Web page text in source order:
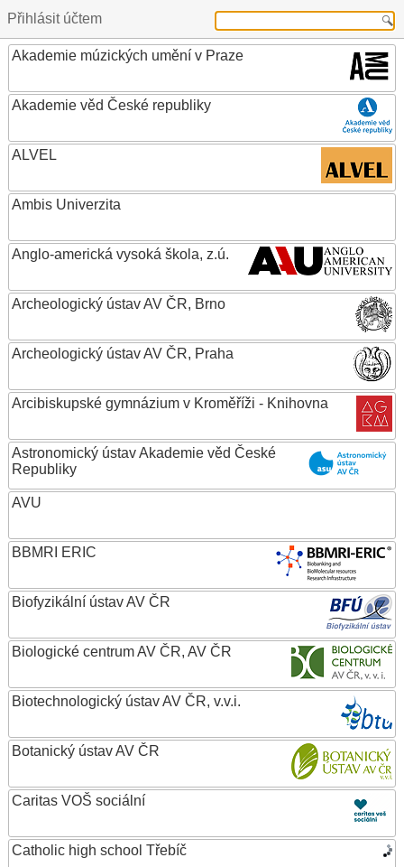
Přihlásit účtem
Akademie múzických umění v Praze
Akademie věd České republiky
ALVEL
Ambis Univerzita
Anglo-americká vysoká škola, z.ú.
Archeologický ústav AV ČR, Brno
Archeologický ústav AV ČR, Praha
Arcibiskupské gymnázium v Kroměříži - Knihovna
Astronomický ústav Akademie věd České
Republiky
AVU
BBMRI ERIC
Biofyzikální ústav AV ČR
Biologické centrum AV ČR, AV ČR
Biotechnologický ústav AV ČR, v.v.i.
Botanický ústav AV ČR
Caritas VOŠ sociální
Catholic high school Třebíč